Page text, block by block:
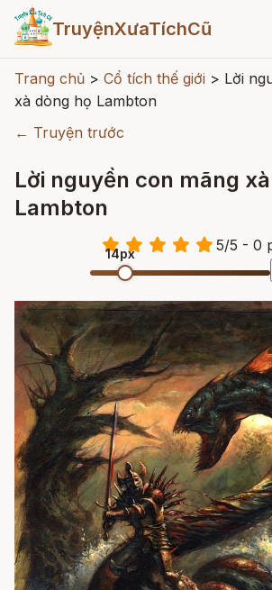
TruyệnXưaTíchCũ
Trang chủ > Cổ tích thế giới > Lời
xà dòng họ Lambton
← Truyện trước
Lời nguyền con mãng
Lambton
5/5 - 0
14px